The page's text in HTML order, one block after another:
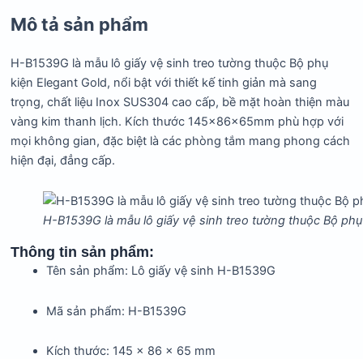
Mô tả sản phẩm
H-B1539G là mẫu lô giấy vệ sinh treo tường thuộc Bộ phụ
kiện Elegant Gold, nổi bật với thiết kế tinh giản mà sang
trọng, chất liệu Inox SUS304 cao cấp, bề mặt hoàn thiện màu
vàng kim thanh lịch. Kích thước 145x86x65mm phù hợp với
mọi không gian, đặc biệt là các phòng tắm mang phong cách
hiện đại, đẳng cấp.
H-B1539G là mẫu lô giấy vệ sinh treo tường thuộc Bộ
Thông tin sản phẩm:
Tên sản phẩm: Lô giấy vệ sinh H-B1539G
Mã sản phẩm: H-B1539G
Kích thước: 145 x 86 x 65 mm